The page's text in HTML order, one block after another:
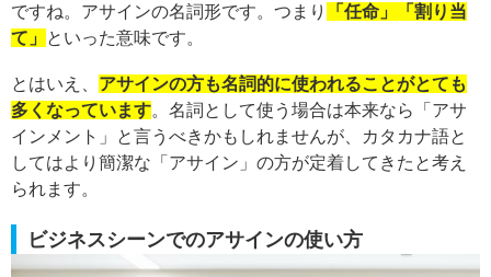
ですね。アサインの名詞形です。つまり
「任命」「割り当
て」
といった意味です。
とはいえ、 アサインの方も名詞的に使われることがとても
多くなっています。名詞として使う場合は本来なら「アサ
インメント」と言うべきかもしれませんが、カタカナ語と
してはより簡潔な「アサイン」の方が定着してきたと考え
られます。
ビジネスシーンでのアサインの使い方